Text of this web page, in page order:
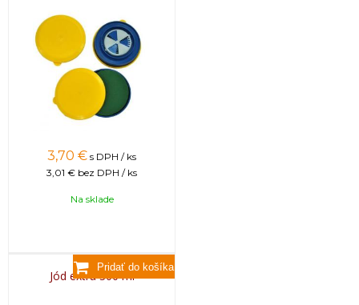
3,70 € s DPH / ks
3,01 € bez DPH / ks
Na sklade
Jód extra 300 ml